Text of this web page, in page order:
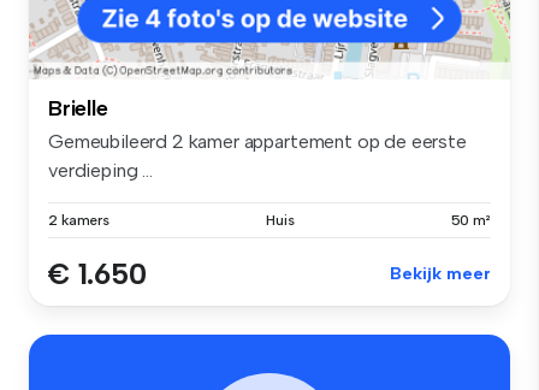
Brielle
Gemeubileerd 2 kamer appartement op de eerste
verdieping ...
2 kamers Huis 50 m²
€ 1.650 Bekijk meer